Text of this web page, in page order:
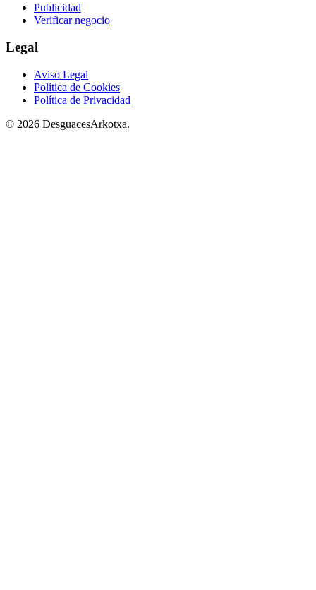
Publicidad
Verificar negocio
Legal
Aviso Legal
Política de Cookies
Política de Privacidad
© 2026 DesguacesArkotxa.